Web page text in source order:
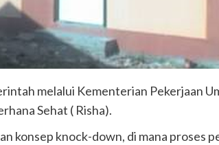
melalui Kementerian Pekerjaan
Sehat ( Risha).
konsep knock-down, di mana proses